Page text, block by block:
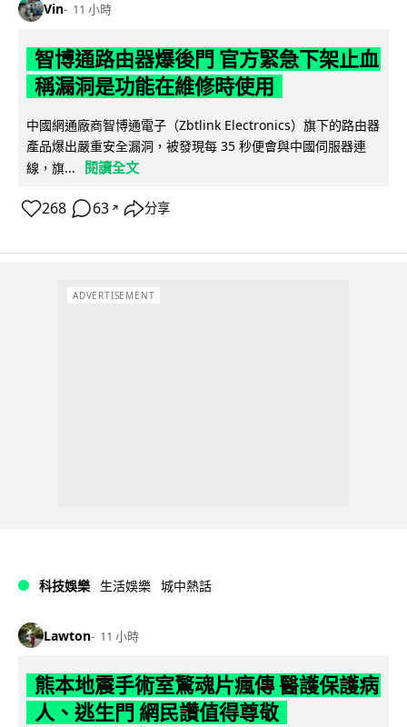
Vin 11 小時
智博通路由器爆後門 官方緊急下架止血
稱漏洞是功能在維修時使用
中國網通廠商智博通電子（Zbtlink Electronics）旗下的路由器
產品爆出嚴重安全漏洞，被發現每 35 秒便會與中國伺服器連
線，旗...
閱讀全文
268 63 ↗ 分享
ADVERTISEMENT
科技娛樂 生活娛樂 城中熱話
Lawton 11 小時
熊本地震手術室驚魂片瘋傳 醫護保護病
人、逃生門 網民讚值得尊敬